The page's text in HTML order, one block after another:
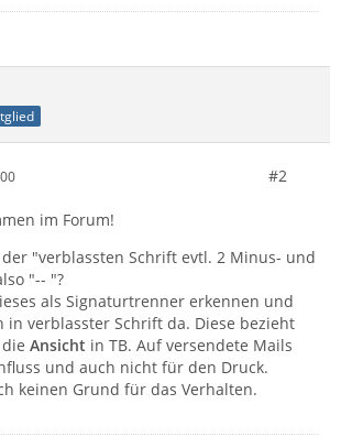
#2
im Forum!
"verblassten Schrift evtl. 2 Minus- und
"-- "?
als Signaturtrenner erkennen und
in verblasster Schrift da. Diese bezieht
Ansicht in TB. Auf versendete Mails
und auch nicht für den Druck.
keinen Grund für das Verhalten.